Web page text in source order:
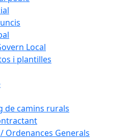
Local
i plantilles
de camins rurals
Ordenances Generals